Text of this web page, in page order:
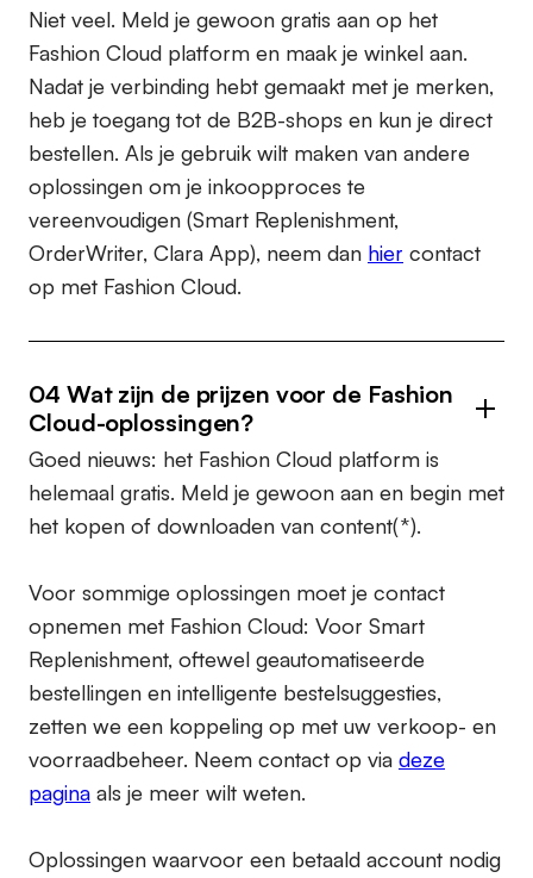
Niet veel. Meld je gewoon gratis aan op het
Fashion Cloud platform en maak je winkel aan.
Nadat je verbinding hebt gemaakt met je merken,
heb je toegang tot de B2B-shops en kun je direct
bestellen. Als je gebruik wilt maken van andere
oplossingen om je inkoopproces te
vereenvoudigen (Smart Replenishment,
OrderWriter, Clara App), neem dan hier contact
op met Fashion Cloud.
04 Wat zijn de prijzen voor de Fashion
Cloud-oplossingen?
Goed nieuws: het Fashion Cloud platform is
helemaal gratis. Meld je gewoon aan en begin met
het kopen of downloaden van content(*).
Voor sommige oplossingen moet je contact
opnemen met Fashion Cloud: Voor Smart
Replenishment, oftewel geautomatiseerde
bestellingen en intelligente bestelsuggesties,
zetten we een koppeling op met uw verkoop- en
voorraadbeheer. Neem contact op via deze
pagina als je meer wilt weten.
Oplossingen waarvoor een betaald account nodig